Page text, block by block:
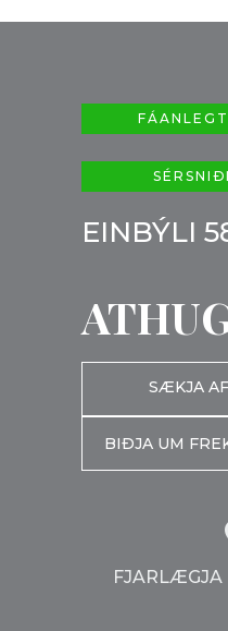
EINBÝLI
SÆKJA
BIÐJA UM
FJARLÆGJA